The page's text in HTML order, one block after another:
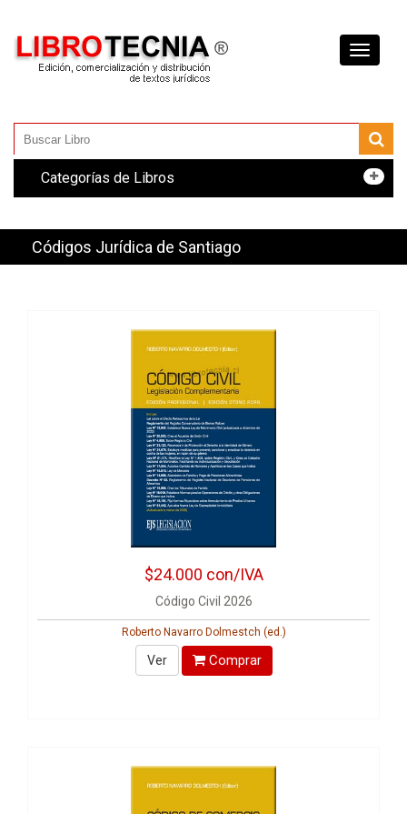
Toggle
Categorías de Libros
Códigos Jurídica de Santiago
$24.000 con/IVA
Código Civil 2026
Roberto Navarro Dolmestch (ed.)
Ver Comprar